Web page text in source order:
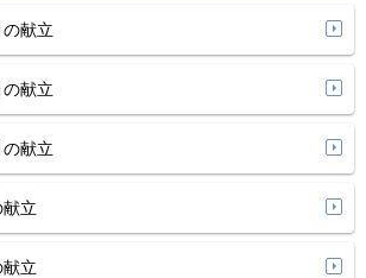
献立
献立
献立
立
立